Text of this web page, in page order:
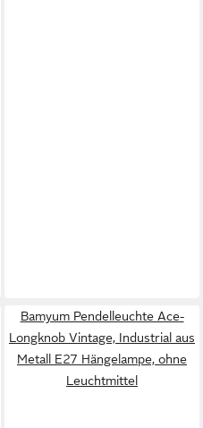
Bamyum Pendelleuchte Ace-
Longknob Vintage, Industrial aus
Metall E27 Hängelampe, ohne
Leuchtmittel